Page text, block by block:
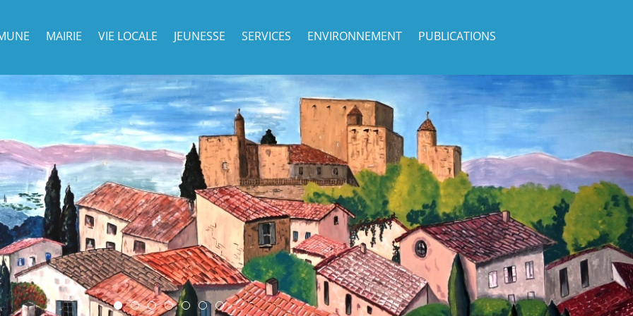
MAIRIE VIE LOCALE JEUNESSE SERVICES ENVIRONNEMENT PUBLICATIONS